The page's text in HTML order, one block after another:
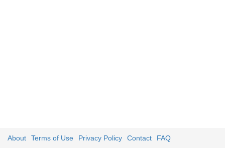
About Terms of Use Privacy Policy Contact FAQ